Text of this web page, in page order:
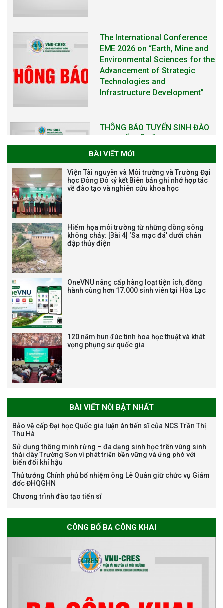
THÔNG BÁO TUYỂN SINH ĐÀO
TẠO TIẾN SĨ NĂM 2026
NĂM HỌC 2025-2026
NĂM XÂY DỰNG VÀ PHÁT TRIỂN
VIỆN (1985-2025) VÀ ĐÓN
vị trí việc làm chức danh nghề
nghiệp chuyên môn dùng
Bảo vệ luận án tiến sĩ của NCS
Nguyễn Thế Thông
Thông báo chương trình học
bổng Nagao tại Việt Nam năm
ban chuyên môn đánh giá hồ
BÀI VIẾT MỚI
Viện Tài nguyên và Môi trường và Trường Đại
học Đông Đô ký kết Biên bản ghi nhớ hợp tác
về đào tạo và nghiên cứu khoa học
Hiểm họa môi trường từ những dòng sông
không chảy: [Bài 4] ‘Sa mạc đá’ dưới chân
đập thủy điện
OneVNU nâng cấp hàng loạt tiện ích, đồng
hành cùng hơn 17.000 sinh viên tại Hòa Lạc
120 năm hun đúc tinh hoa học thuật và khát
vọng phụng sự quốc gia
BÀI VIẾT NỔI BẬT NHẤT
Bảo vệ cấp Đại học Quốc gia luận án tiến sĩ của NCS Trần Thị
Thu Hà
Sử dụng thông minh rừng – đa dạng sinh học trên vùng sinh
thái dãy Trường Sơn vì phát triển bền vững và ứng phó với
biến đổi khí hậu
Thủ tướng Chính phủ bổ nhiệm ông Lê Quân giữ chức vụ Giám
đốc ĐHQGHN
Chương trình đào tạo tiến sĩ
CÔNG BỐ BA CÔNG KHAI